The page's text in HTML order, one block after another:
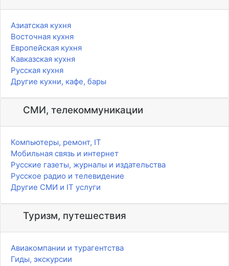
Азиатская кухня
Восточная кухня
Европейская кухня
Кавказская кухня
Русская кухня
Другие кухни, кафе, бары
СМИ, телекоммуникации
Компьютеры, ремонт, IT
Мобильная связь и интернет
Русские газеты, журналы и издательства
Русское радио и телевидение
Другие СМИ и IT услуги
Туризм, путешествия
Авиакомпании и турагентства
Гиды, экскурсии